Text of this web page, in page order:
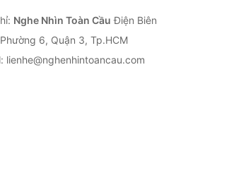
Nghe Nhìn Toàn Cầu Điện Biên
6, Quận 3, Tp.HCM
lienhe@nghenhintoancau.com